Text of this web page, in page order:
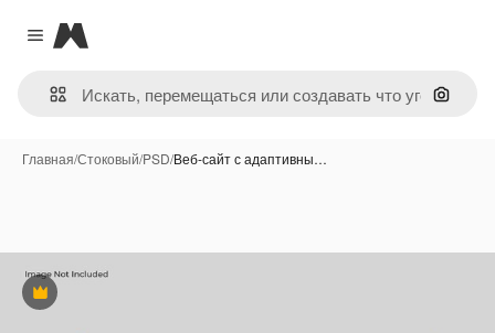
Close menu
Magnific
Поиск
Главная/Стоковый/PSD/Веб-сайт с адаптивны…
Премиум